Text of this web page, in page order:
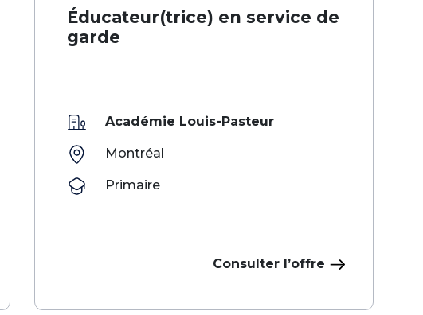
Éducateur(trice) en service de
garde
Académie Louis-Pasteur
Montréal
Primaire
Consulter l’offre